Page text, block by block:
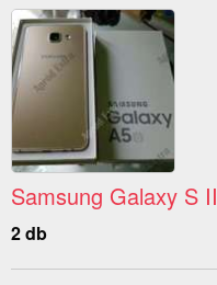
Samsung Galaxy S II
2 db